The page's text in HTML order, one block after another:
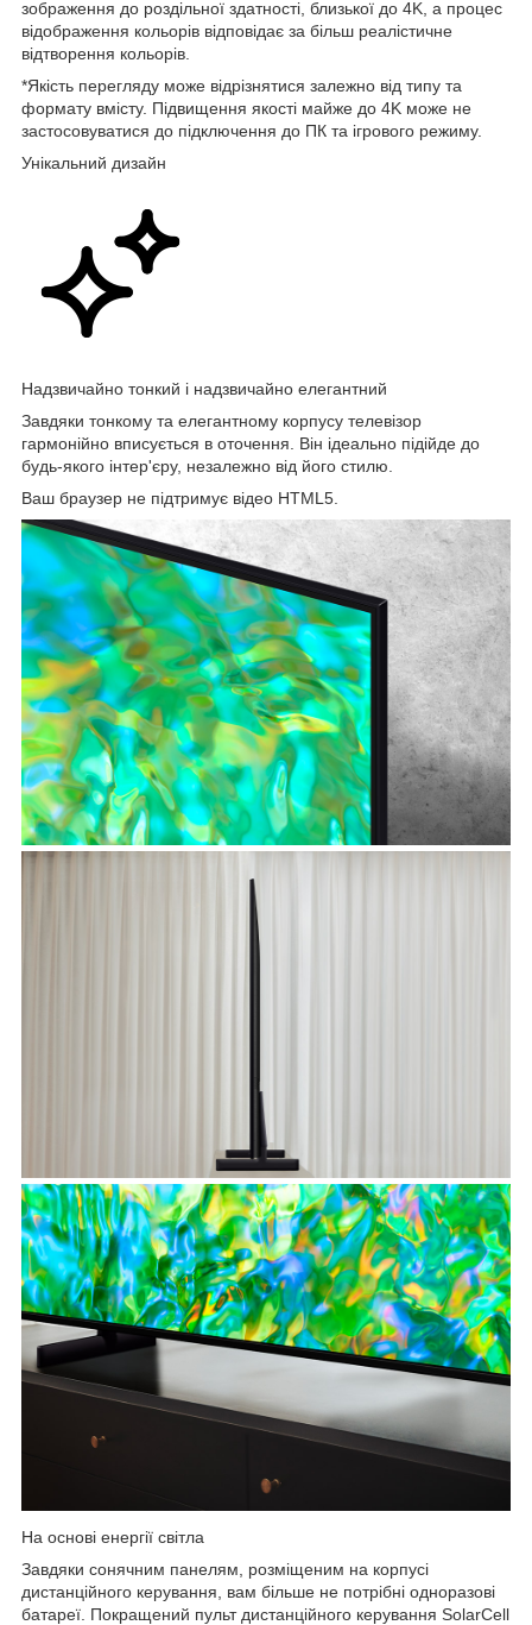
зображення до роздільної здатності, близької до 4K, а процес
відображення кольорів відповідає за більш реалістичне
відтворення кольорів.
*Якість перегляду може відрізнятися залежно від типу та
формату вмісту. Підвищення якості майже до 4K може не
застосовуватися до підключення до ПК та ігрового режиму.
Унікальний дизайн
Надзвичайно тонкий і надзвичайно елегантний
Завдяки тонкому та елегантному корпусу телевізор
гармонійно вписується в оточення. Він ідеально підійде до
будь-якого інтер'єру, незалежно від його стилю.
Ваш браузер не підтримує відео HTML5.
На основі енергії світла
Завдяки сонячним панелям, розміщеним на корпусі
дистанційного керування, вам більше не потрібні одноразові
батареї. Покращений пульт дистанційного керування SolarCell